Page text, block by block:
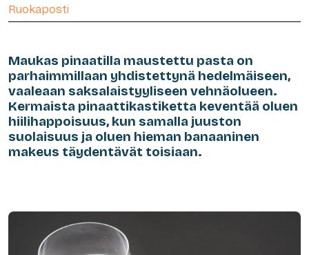
Ruokaposti
Maukas pinaatilla maustettu pasta on
parhaimmillaan yhdistettynä hedelmäiseen,
vaaleaan saksalaistyyliseen vehnäolueen.
Kermaista pinaattikastiketta keventää oluen
hiilihappoisuus, kun samalla juuston
suolaisuus ja oluen hieman banaaninen
makeus täydentävät toisiaan.